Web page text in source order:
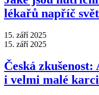
lékařů napříč
15. září 2025
15. září 2025
Česká
i velmi malé